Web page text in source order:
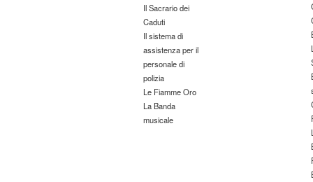
Il Sacrario dei
Caduti
Il sistema di
assistenza per il
personale di
polizia
Le Fiamme Oro
La Banda
musicale